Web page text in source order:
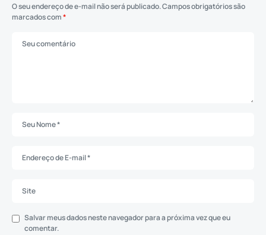
O seu endereço de e-mail não será publicado.Campos obrigatórios são
marcados com*
Salvar meus dados neste navegador para a próxima vez que eu
comentar.